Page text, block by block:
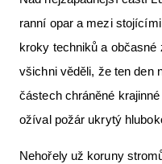
ranní opar a mezi
kroky techniků a
všichni věděli, že ten den
částech chráněné
ožíval požár ukrytý
Nehořely už koruny